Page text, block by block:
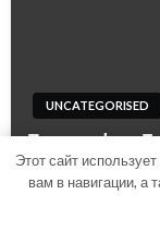
UNCATEGORISED
Биография
Гандельмана
достижения
Этот сайт
вам в навигации, а